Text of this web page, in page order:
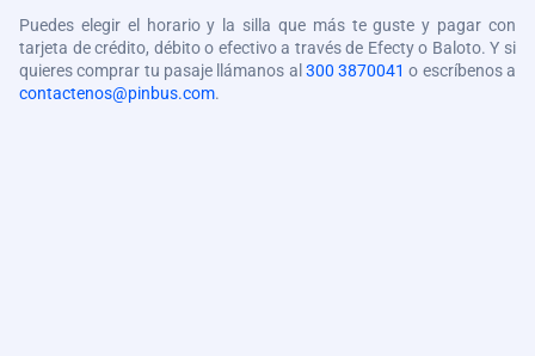
Puedes elegir el horario y la silla que más te guste y pagar con
tarjeta de crédito, débito o efectivo a través de Efecty o Baloto. Y si
quieres comprar tu pasaje llámanos al 300 3870041 o escríbenos a
contactenos@pinbus.com.